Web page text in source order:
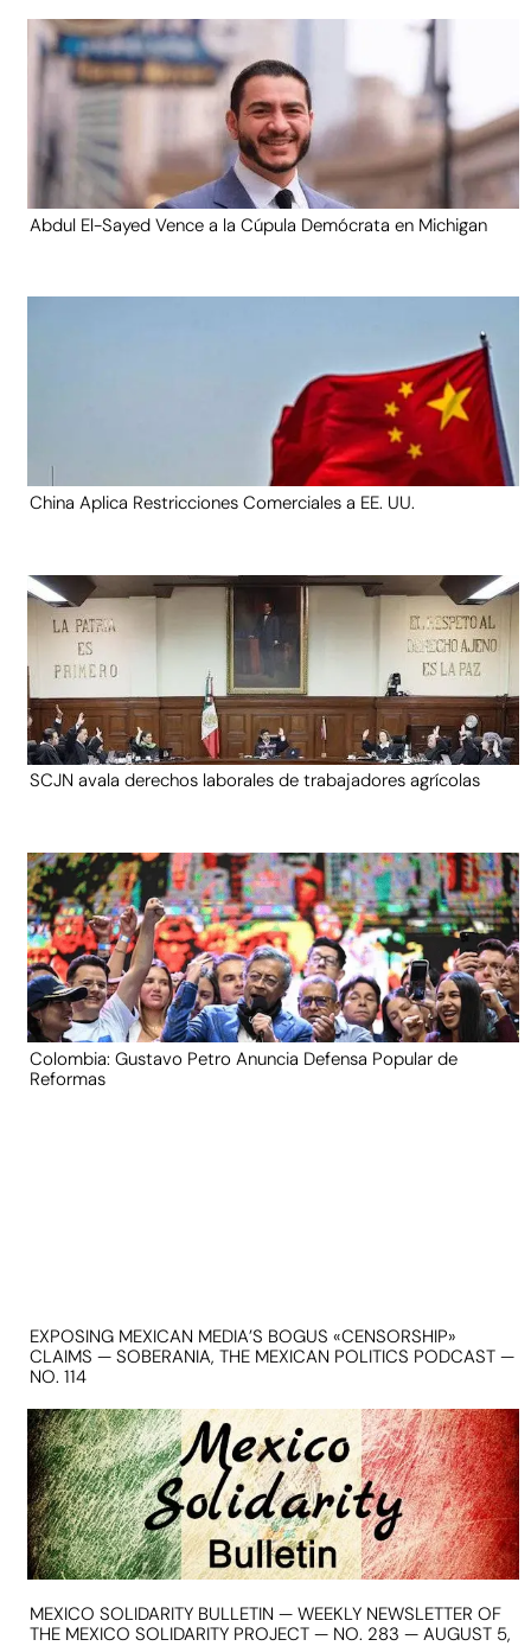
Abdul El-Sayed Vence a la Cúpula Demócrata en Michigan
China Aplica Restricciones Comerciales a EE. UU.
SCJN avala derechos laborales de trabajadores agrícolas
Colombia: Gustavo Petro Anuncia Defensa Popular de
Reformas
EXPOSING MEXICAN MEDIA’S BOGUS «CENSORSHIP»
CLAIMS — SOBERANIA, THE MEXICAN POLITICS PODCAST —
NO. 114
MEXICO SOLIDARITY BULLETIN — WEEKLY NEWSLETTER OF
THE MEXICO SOLIDARITY PROJECT — NO. 283 — AUGUST 5,